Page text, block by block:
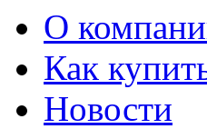
О
Как
Новости